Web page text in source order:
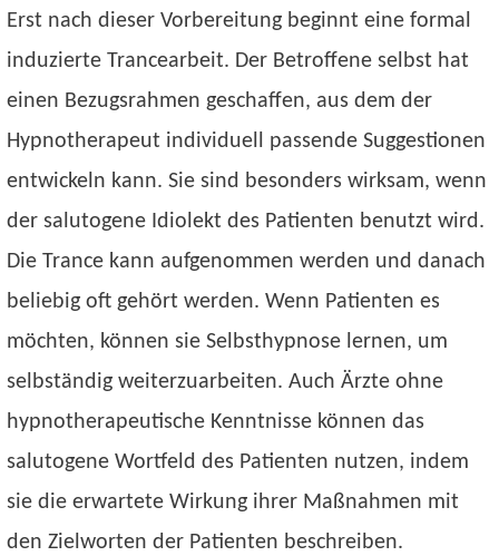
Erst nach dieser Vorbereitung beginnt eine formal
induzierte Trancearbeit. Der Betroffene selbst hat
einen Bezugsrahmen geschaffen, aus dem der
Hypnotherapeut individuell passende Suggestionen
entwickeln kann. Sie sind besonders wirksam, wenn
der salutogene Idiolekt des Patienten benutzt wird.
Die Trance kann aufgenommen werden und danach
beliebig oft gehört werden. Wenn Patienten es
möchten, können sie Selbsthypnose lernen, um
selbständig weiterzuarbeiten. Auch Ärzte ohne
hypnotherapeutische Kenntnisse können das
salutogene Wortfeld des Patienten nutzen, indem
sie die erwartete Wirkung ihrer Maßnahmen mit
den Zielworten der Patienten beschreiben.